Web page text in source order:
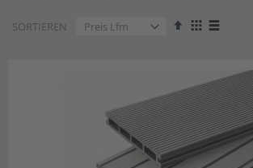
SORTIEREN
AbsteigendAnzeigen